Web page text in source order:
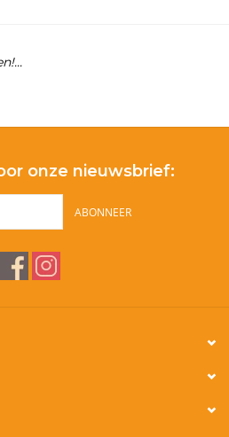
onze nieuwsbrief:
ABONNEER